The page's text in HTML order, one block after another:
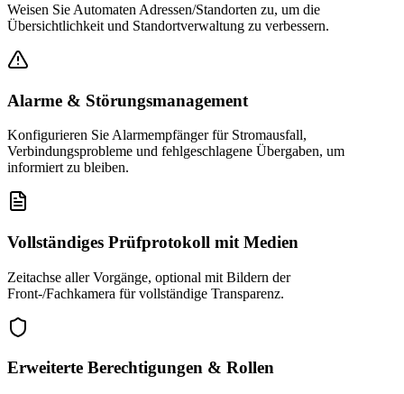
Weisen Sie Automaten Adressen/Standorten zu, um die
Übersichtlichkeit und Standortverwaltung zu verbessern.
Alarme & Störungsmanagement
Konfigurieren Sie Alarmempfänger für Stromausfall,
Verbindungsprobleme und fehlgeschlagene Übergaben, um
informiert zu bleiben.
Vollständiges Prüfprotokoll mit Medien
Zeitachse aller Vorgänge, optional mit Bildern der
Front-/Fachkamera für vollständige Transparenz.
Erweiterte Berechtigungen & Rollen